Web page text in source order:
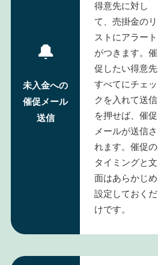
🔔
未入金への
催促メール
送信
得意先に対し
て、売掛金のリ
ストにアラート
がつきます。催
促したい得意先
すべてにチェッ
クを入れて送信
を押せば、催促
メールが送信さ
れます。催促の
タイミングと文
面はあらかじめ
設定しておくだ
けです。